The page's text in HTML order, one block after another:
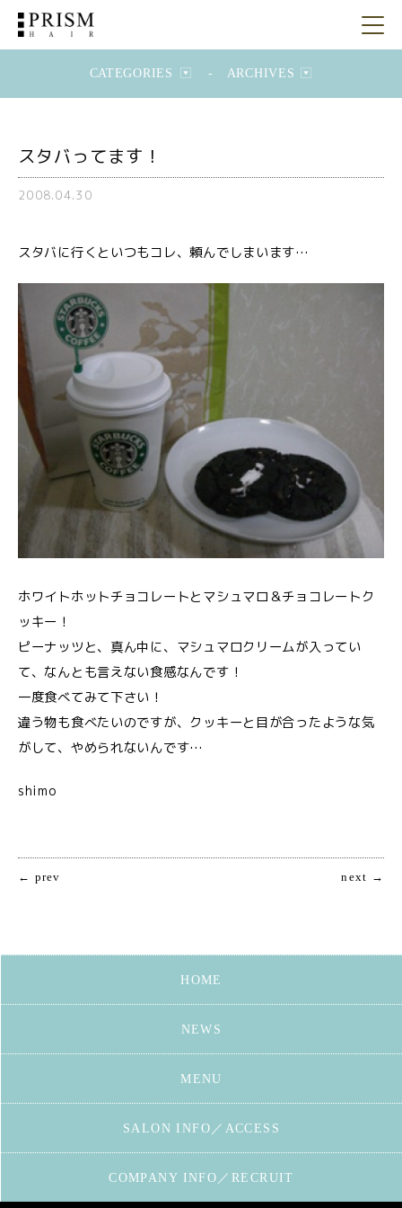
CATEGORIES - ARCHIVES
スタバってます！
2008.04.30
スタバに行くといつもコレ、頼んでしまいます…
ホワイトホットチョコレートとマシュマロ＆チョコレートク
ッキー！
ピーナッツと、真ん中に、マシュマロクリームが入ってい
て、なんとも言えない食感なんです！
一度食べてみて下さい！
違う物も食べたいのですが、クッキーと目が合ったような気
がして、やめられないんです…
shimo
← prev next →
HOME
NEWS
MENU
SALON INFO／ACCESS
COMPANY INFO／RECRUIT